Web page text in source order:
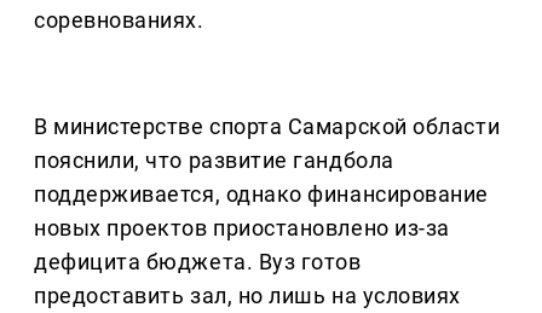
соревнованиях.
В министерстве спорта Самарской области
пояснили, что развитие гандбола
поддерживается, однако финансирование
новых проектов приостановлено из-за
дефицита бюджета. Вуз готов
предоставить зал, но лишь на условиях